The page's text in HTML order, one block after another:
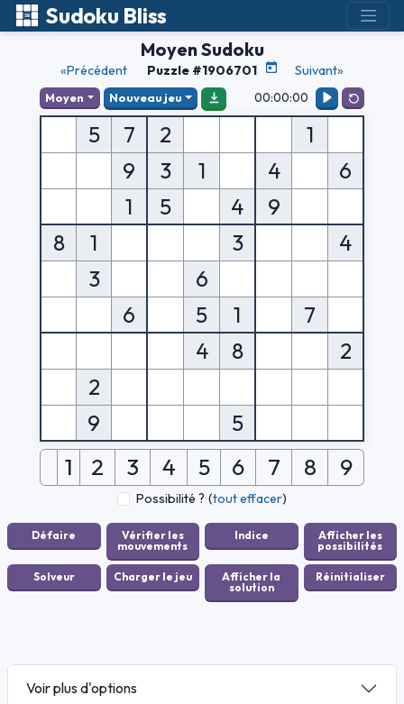
Sudoku Bliss
Moyen Sudoku
«Précédent Puzzle #1906701 Suivant»
Moyen Nouveau jeu 00:00:00
5 7 2
1
9
3 1 4
6
1
5 4
9
8
1 3
4
3
6
6
5 1
7
4
8
2
2
9
5
1 2 3 4 5 6 7 8 9
Possibilité ? (tout effacer)
Voir plus d'options